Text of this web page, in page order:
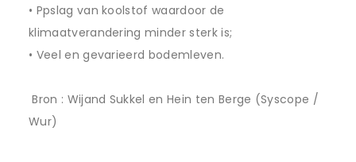
• Ppslag van koolstof waardoor de
klimaatverandering minder sterk is;
• Veel en gevarieerd bodemleven.
Bron : Wijand Sukkel en Hein ten Berge (Syscope /
Wur)